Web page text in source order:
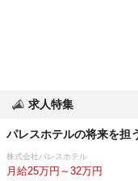
求人特集
パレスホテルの将来を担
株式会社パレスホテル
月給25万円～32万円